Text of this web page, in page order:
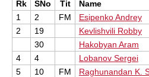
Rk SNo Tit Name
1
2 FM Esipenko Andrey
2
19 Kevlishvili Robby
30
Hakobyan Aram
4
4 Lobanov Sergei
5
10 FM Raghunandan K.